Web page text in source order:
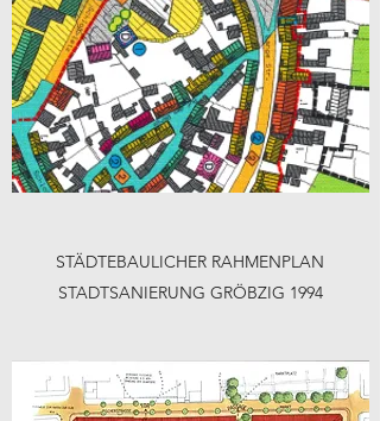
STÄDTEBAULICHER RAHMENPLAN
STADTSANIERUNG GRÖBZIG 1994